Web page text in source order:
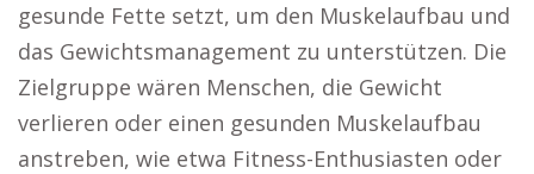
gesunde Fette setzt, um den Muskelaufbau und
das Gewichtsmanagement zu unterstützen. Die
Zielgruppe wären Menschen, die Gewicht
verlieren oder einen gesunden Muskelaufbau
anstreben, wie etwa Fitness-Enthusiasten oder